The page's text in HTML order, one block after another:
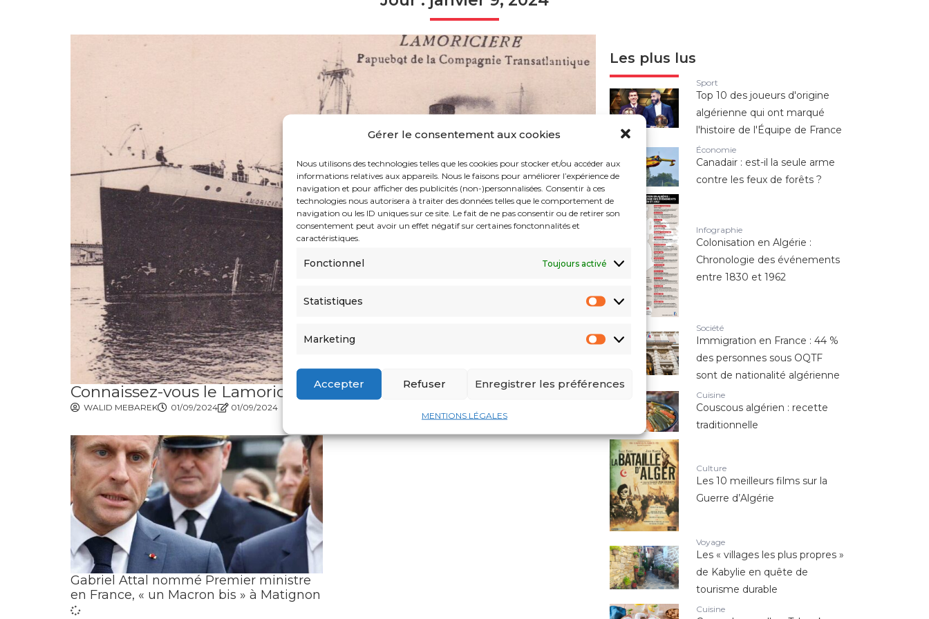
Gérer le consentement aux cookies
Nous utilisons des technologies telles que les cookies pour stocker et/ou accéder aux
informations relatives aux appareils. Nous le faisons pour améliorer l’expérience de
navigation et pour afficher des publicités (non-)personnalisées. Consentir à ces
technologies nous autorisera à traiter des données telles que le comportement de
navigation ou les ID uniques sur ce site. Le fait de ne pas consentir ou de retirer son
consentement peut avoir un effet négatif sur certaines fonctonnalités et
caractéristiques.
Fonctionnel Toujours activé
Statistiques
Marketing
Accepter Refuser Enregistrer les préférences
MENTIONS LÉGALES
Connaissez-vous le Lamoricière, le « Titanic de la Méditerranée » ?
WALID MEBAREK 01/09/2024 01/09/2024
Gabriel Attal nommé Premier ministre
en France, « un Macron bis » à Matignon
Les plus lus
Sport
Top 10 des joueurs d'origine
algérienne qui ont marqué
l'histoire de l'Équipe de France
Économie
Canadair : est-il la seule arme
contre les feux de forêts ?
Infographie
Colonisation en Algérie :
Chronologie des événements
entre 1830 et 1962
Société
Immigration en France : 44 %
des personnes sous OQTF
sont de nationalité algérienne
Cuisine
Couscous algérien : recette
traditionnelle
Culture
Les 10 meilleurs films sur la
Guerre d’Algérie
Voyage
Les « villages les plus propres »
de Kabylie en quête de
tourisme durable
Cuisine